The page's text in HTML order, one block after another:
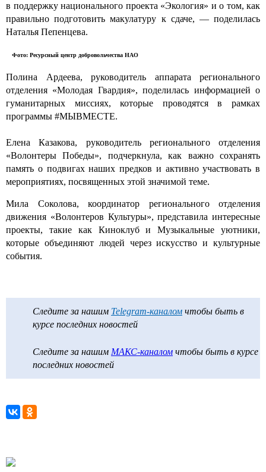
в поддержку национального проекта «Экология» и о том, как
правильно подготовить макулатуру к сдаче, — поделилась
Наталья Пепенцева.
Фото: Ресурсный центр добровольчества НАО
Полина Ардеева, руководитель аппарата регионального
отделения «Молодая Гвардия», поделилась информацией о
гуманитарных миссиях, которые проводятся в рамках
программы #МЫВМЕСТЕ.
Елена Казакова, руководитель регионального отделения
«Волонтеры Победы», подчеркнула, как важно сохранять
память о подвигах наших предков и активно участвовать в
мероприятиях, посвященных этой значимой теме.
Мила Соколова, координатор регионального отделения
движения «Волонтеров Культуры», представила интересные
проекты, такие как Киноклуб и Музыкальные уютники,
которые объединяют людей через искусство и культурные
события.
Следите за нашим Telegram-каналом чтобы быть в
курсе последних новостей
Следите за нашим МАКС-каналом чтобы быть в курсе
последних новостей